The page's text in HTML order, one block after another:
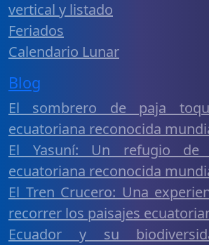
vertical y listado
Feriados
Calendario Lunar
Blog
El sombrero de paja
ecuatoriana reconocida
El Yasuní: Un refugio de
ecuatoriana reconocida
El Tren Crucero: Una
recorrer los paisajes
Ecuador y su